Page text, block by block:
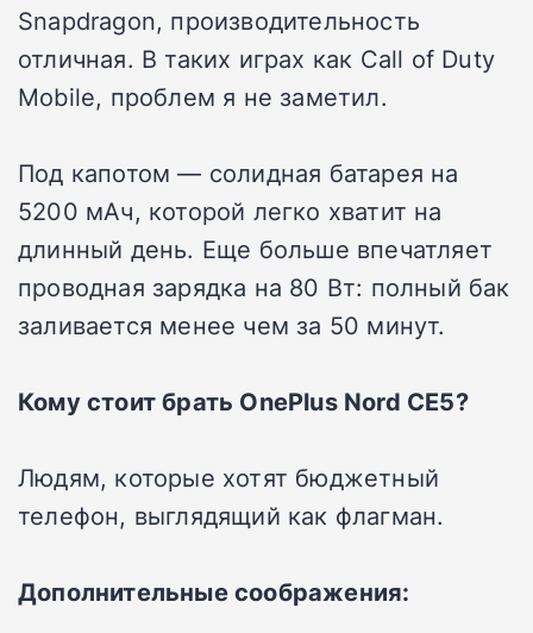
Snapdragon, производительность
отличная. В таких играх как Call of Duty
Mobile, проблем я не заметил.
Под капотом — солидная батарея на
5200 мАч, которой легко хватит на
длинный день. Еще больше впечатляет
проводная зарядка на 80 Вт: полный бак
заливается менее чем за 50 минут.
Кому стоит брать OnePlus Nord CE5?
Людям, которые хотят бюджетный
телефон, выглядящий как флагман.
Дополнительные соображения: